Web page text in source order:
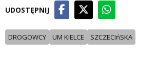
UDOSTĘPNIJ
DROGOWCY UM KIELCE SZCZECIńSKA